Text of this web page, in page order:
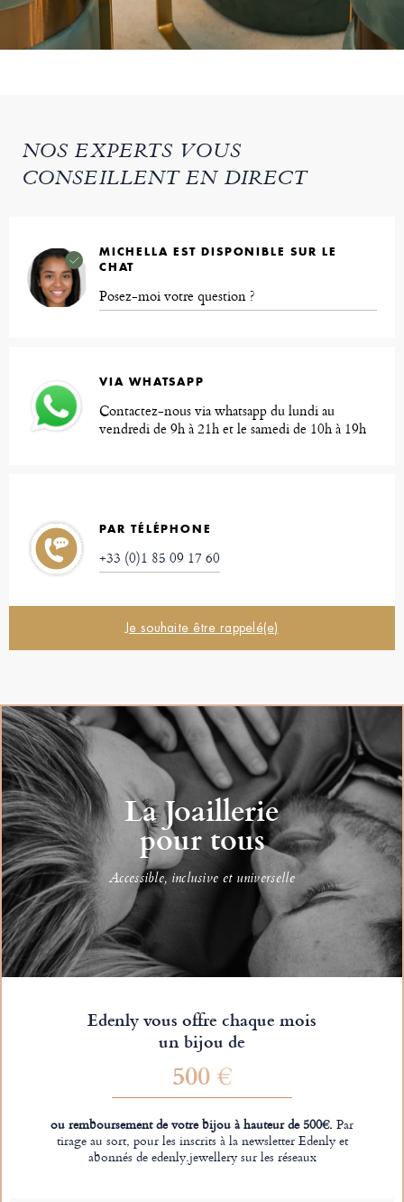
NOS EXPERTS VOUS
CONSEILLENT EN DIRECT
MICHELLA EST DISPONIBLE SUR LE
CHAT
Posez-moi votre question ?
VIA WHATSAPP
Contactez-nous via whatsapp du lundi au
vendredi de 9h à 21h et le samedi de 10h à 19h
PAR TÉLÉPHONE
+33 (0)1 85 09 17 60
Je souhaite être rappelé(e)
La Joaillerie
pour tous
Accessible, inclusive et universelle
Edenly vous offre chaque mois
un bijou de
500 €
ou remboursement de votre bijou à hauteur de 500€.Par
tirage au sort, pour les inscrits à la newsletter Edenly et
abonnés de edenly.jewellery sur les réseaux